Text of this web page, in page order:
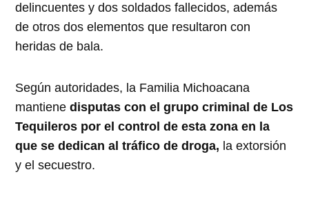
delincuentes y dos soldados fallecidos, además
de otros dos elementos que resultaron con
heridas de bala.
Según autoridades, la Familia Michoacana
mantiene disputas con el grupo criminal de Los
Tequileros por el control de esta zona en la
que se dedican al tráfico de droga, la extorsión
y el secuestro.